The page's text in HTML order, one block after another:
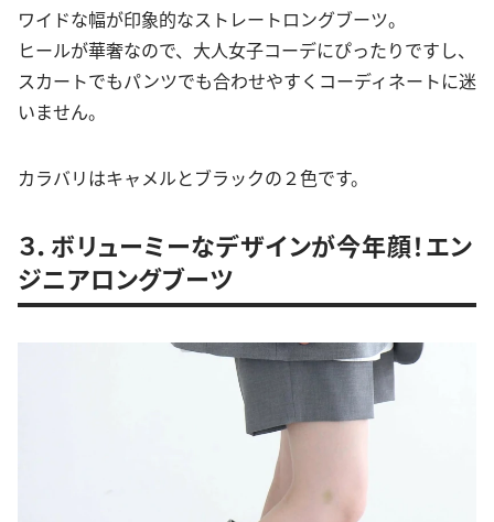
ワイドな幅が印象的なストレートロングブーツ。
ヒールが華奢なので、大人女子コーデにぴったりですし、
スカートでもパンツでも合わせやすくコーディネートに迷
いません。
カラバリはキャメルとブラックの２色です。
３．ボリューミーなデザインが今年顔！エン
ジニアロングブーツ